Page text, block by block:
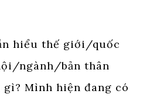
hiểu thế giới/quốc
ngành/bản thân
Mình hiện đang có